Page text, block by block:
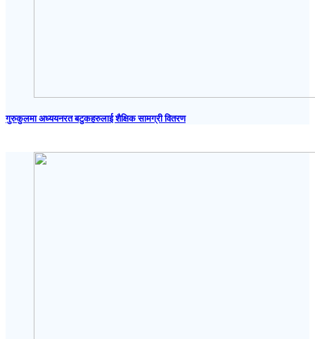
गुरुकुलमा अध्ययनरत बटुकहरुलाई शैक्षिक सामग्री वितरण